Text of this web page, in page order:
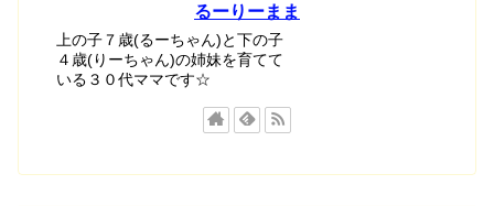
るーりーまま
上の子７歳(るーちゃん)と下の子
４歳(りーちゃん)の姉妹を育てて
いる３０代ママです☆